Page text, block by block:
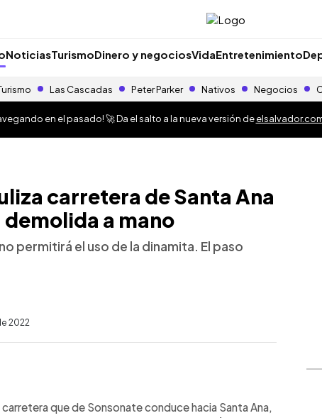
NoticiasTurismoDinero y negociosVidaEntretenimiento
Las Cascadas Peter Parker Nativos Negocios
en el pasado! 🚀 Da el salto a la nueva versión de
carretera de Santa Ana
demolida a mano
permitirá el uso de la dinamita. El paso
2022
que de Sonsonate conduce hacia Santa Ana,